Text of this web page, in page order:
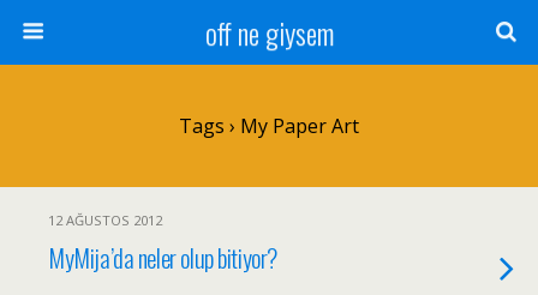
off ne giysem
Tags › My Paper Art
12 AĞUSTOS 2012
MyMija’da neler olup bitiyor?